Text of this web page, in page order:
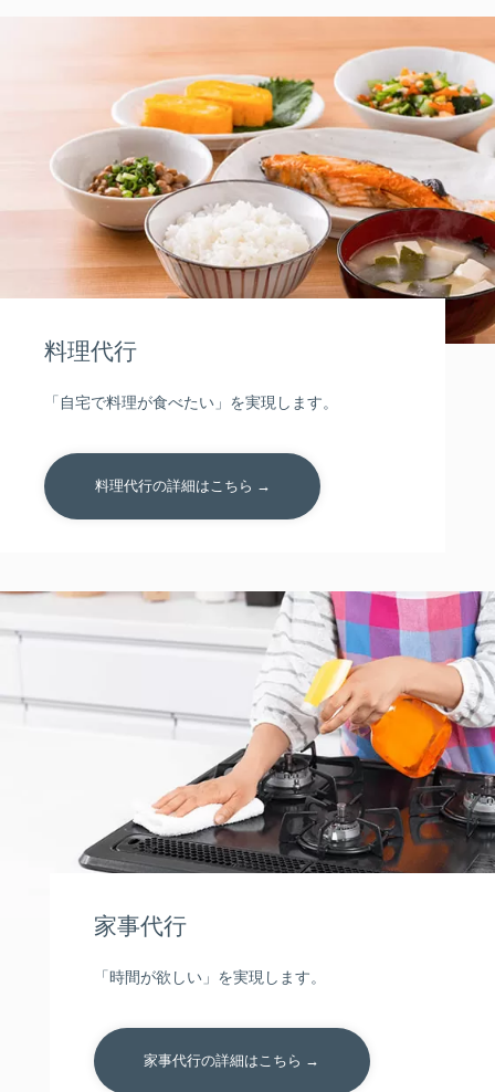
料理代行
「自宅で料理が食べたい」を実現します。
料理代行の詳細はこちら →
家事代行
「時間が欲しい」を実現します。
家事代行の詳細はこちら →